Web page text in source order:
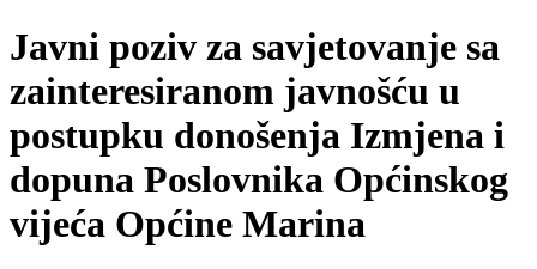
Javni poziv za savjetovanje sa
zainteresiranom javnošću u
postupku donošenja Izmjena i
dopuna Poslovnika Općinskog
vijeća Općine Marina